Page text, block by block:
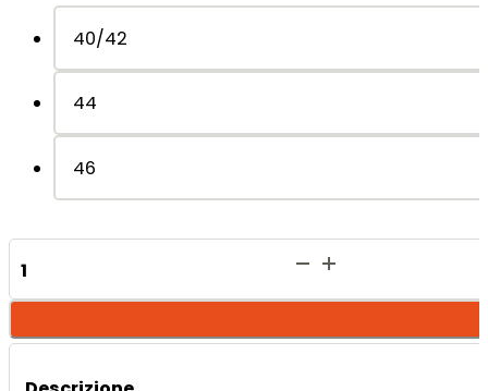
40/42
44
46
Adele
Blush